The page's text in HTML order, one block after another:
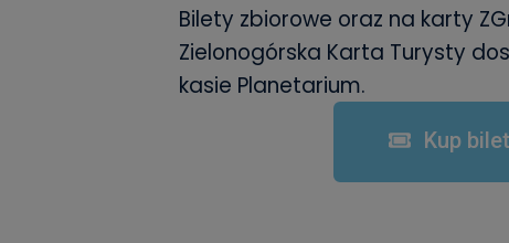
Bilety zbiorowe oraz na karty
Zielonogórska Karta Turysty
kasie Planetarium.
Kup bilet